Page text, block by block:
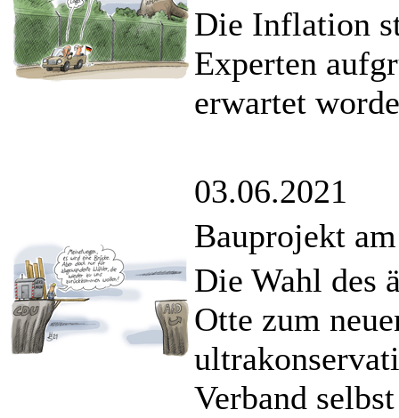
Die Inflation
Experten
erwartet
03.06.2021
Bauprojekt
Die Wahl des
Otte zum
Verband